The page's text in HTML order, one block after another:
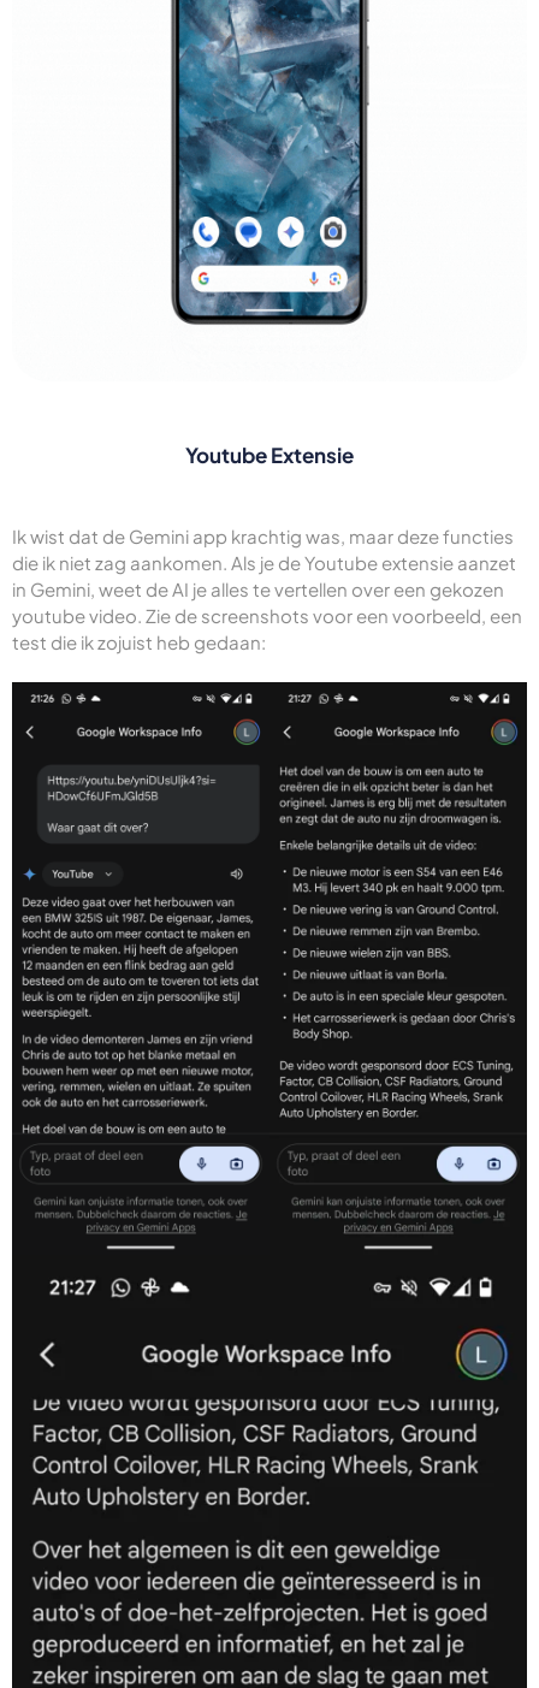
Youtube Extensie
Ik wist dat de Gemini app krachtig was, maar deze functies
die ik niet zag aankomen. Als je de Youtube extensie aanzet
in Gemini, weet de AI je alles te vertellen over een gekozen
youtube video. Zie de screenshots voor een voorbeeld, een
test die ik zojuist heb gedaan: